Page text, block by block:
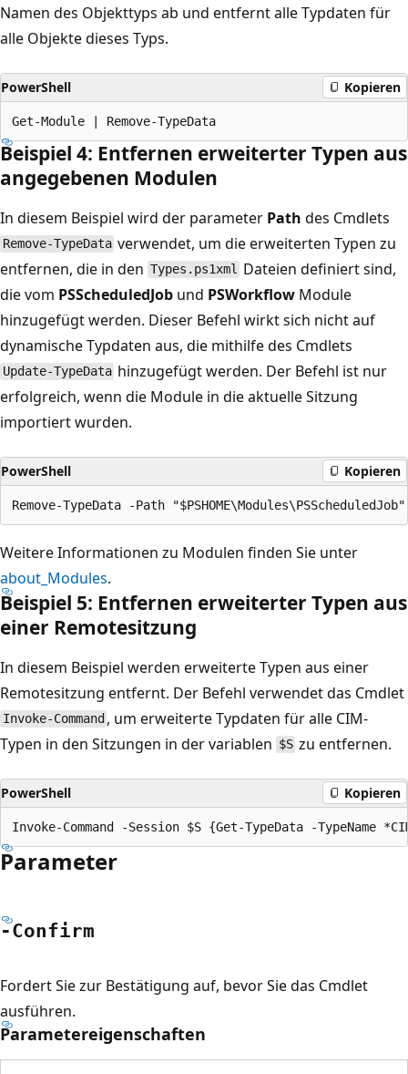
Namen des Objekttyps ab und entfernt alle Typdaten für
alle Objekte dieses Typs.
PowerShell Kopieren
Beispiel 4: Entfernen erweiterter Typen aus
angegebenen Modulen
In diesem Beispiel wird der parameter Path des Cmdlets
Remove-TypeData verwendet, um die erweiterten Typen zu
entfernen, die in den Types.ps1xml Dateien definiert sind,
die vom PSScheduledJob und PSWorkflow Module
hinzugefügt werden. Dieser Befehl wirkt sich nicht auf
dynamische Typdaten aus, die mithilfe des Cmdlets
Update-TypeData hinzugefügt werden. Der Befehl ist nur
erfolgreich, wenn die Module in die aktuelle Sitzung
importiert wurden.
PowerShell Kopieren
Weitere Informationen zu Modulen finden Sie unter
about_Modules.
Beispiel 5: Entfernen erweiterter Typen aus
einer Remotesitzung
In diesem Beispiel werden erweiterte Typen aus einer
Remotesitzung entfernt. Der Befehl verwendet das Cmdlet
Invoke-Command , um erweiterte Typdaten für alle CIM-
Typen in den Sitzungen in der variablen $S zu entfernen.
PowerShell Kopieren
Parameter
-Confirm
Fordert Sie zur Bestätigung auf, bevor Sie das Cmdlet
ausführen.
Parametereigenschaften